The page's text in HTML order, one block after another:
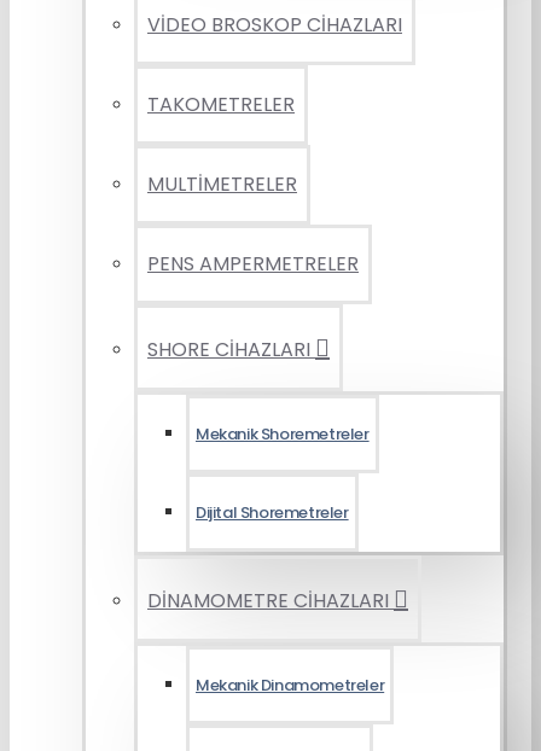
VİDEO BROSKOP CİHAZLARI
TAKOMETRELER
MULTİMETRELER
PENS AMPERMETRELER
SHORE CİHAZLARI
Mekanik Shoremetreler
Dijital Shoremetreler
DİNAMOMETRE CİHAZLARI
Mekanik Dinamometreler